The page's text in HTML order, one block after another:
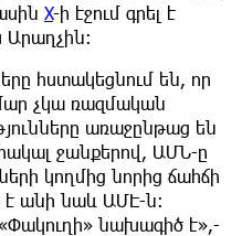
X-ի էջում գրել է
հստակեցնում են, որ
չկա ռազմական
առաջընթաց են
ջանքերով, ԱՄՆ-ը
կողմից նորից ճահճի
է անի նաև ԱՄԷ-ն:
նախագիծ է»,-